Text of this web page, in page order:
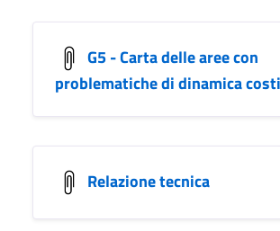
G5 - Carta delle aree con
problematiche di dinamica
Relazione tecnica